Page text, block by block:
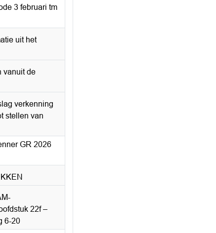
3 februari tm
uit het
vanuit de
verkenning
stellen van
GR 2026
22f –
6-20